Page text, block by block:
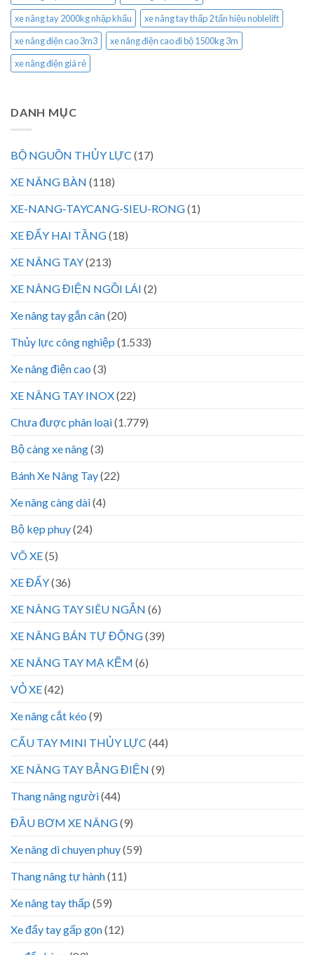
xe nâng tay 2000kg nhập khẩu
xe nâng tay thấp 2 tấn hiệu noblelift
xe nâng điện cao 3m3
xe nâng điện cao đi bộ 1500kg 3m
xe nâng điện giá rẻ
DANH MỤC
BỘ NGUỒN THỦY LỰC (17)
XE NÂNG BÀN (118)
XE-NANG-TAYCANG-SIEU-RONG(1)
XE ĐẨY HAI TẦNG(18)
XE NÂNG TAY(213)
XE NÂNG ĐIỆN NGỒI LÁI (2)
Xe nâng tay gắn cân(20)
Thủy lực công nghiệp (1.533)
Xe nâng điện cao (3)
XE NÂNG TAY INOX(22)
Chưa được phân loại(1.779)
Bộ càng xe nâng(3)
Bánh Xe Nâng Tay(22)
Xe nâng càng dài(4)
Bộ kẹp phuy(24)
VÕ XE(5)
XE ĐẨY(36)
XE NÂNG TAY SIÊU NGẮN (6)
XE NÂNG BÁN TỰ ĐỘNG(39)
XE NÂNG TAY MẠ KẼM (6)
VỎ XE(42)
Xe nâng cắt kéo (9)
CẨU TAY MINI THỦY LỰC (44)
XE NÂNG TAY BẰNG ĐIỆN (9)
Thang nâng người(44)
ĐẦU BƠM XE NÂNG(9)
Xe nâng di chuyen phuy(59)
Thang nâng tự hành(11)
Xe nâng tay thấp (59)
Xe đẩy tay gấp gọn(12)